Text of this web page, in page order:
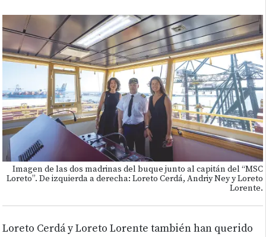
Imagen de las dos madrinas del buque junto al capitán del “MSC
Loreto”. De izquierda a derecha: Loreto Cerdá, Andriy Ney y Loreto
Lorente.
Loreto Cerdá y Loreto Lorente también han querido